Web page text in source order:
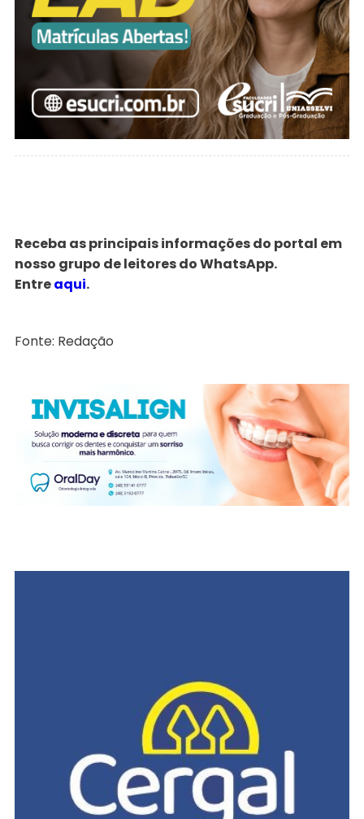
Receba as principais informações do portal em
nosso grupo de leitores do WhatsApp.
Entreaqui.
Fonte: Redação